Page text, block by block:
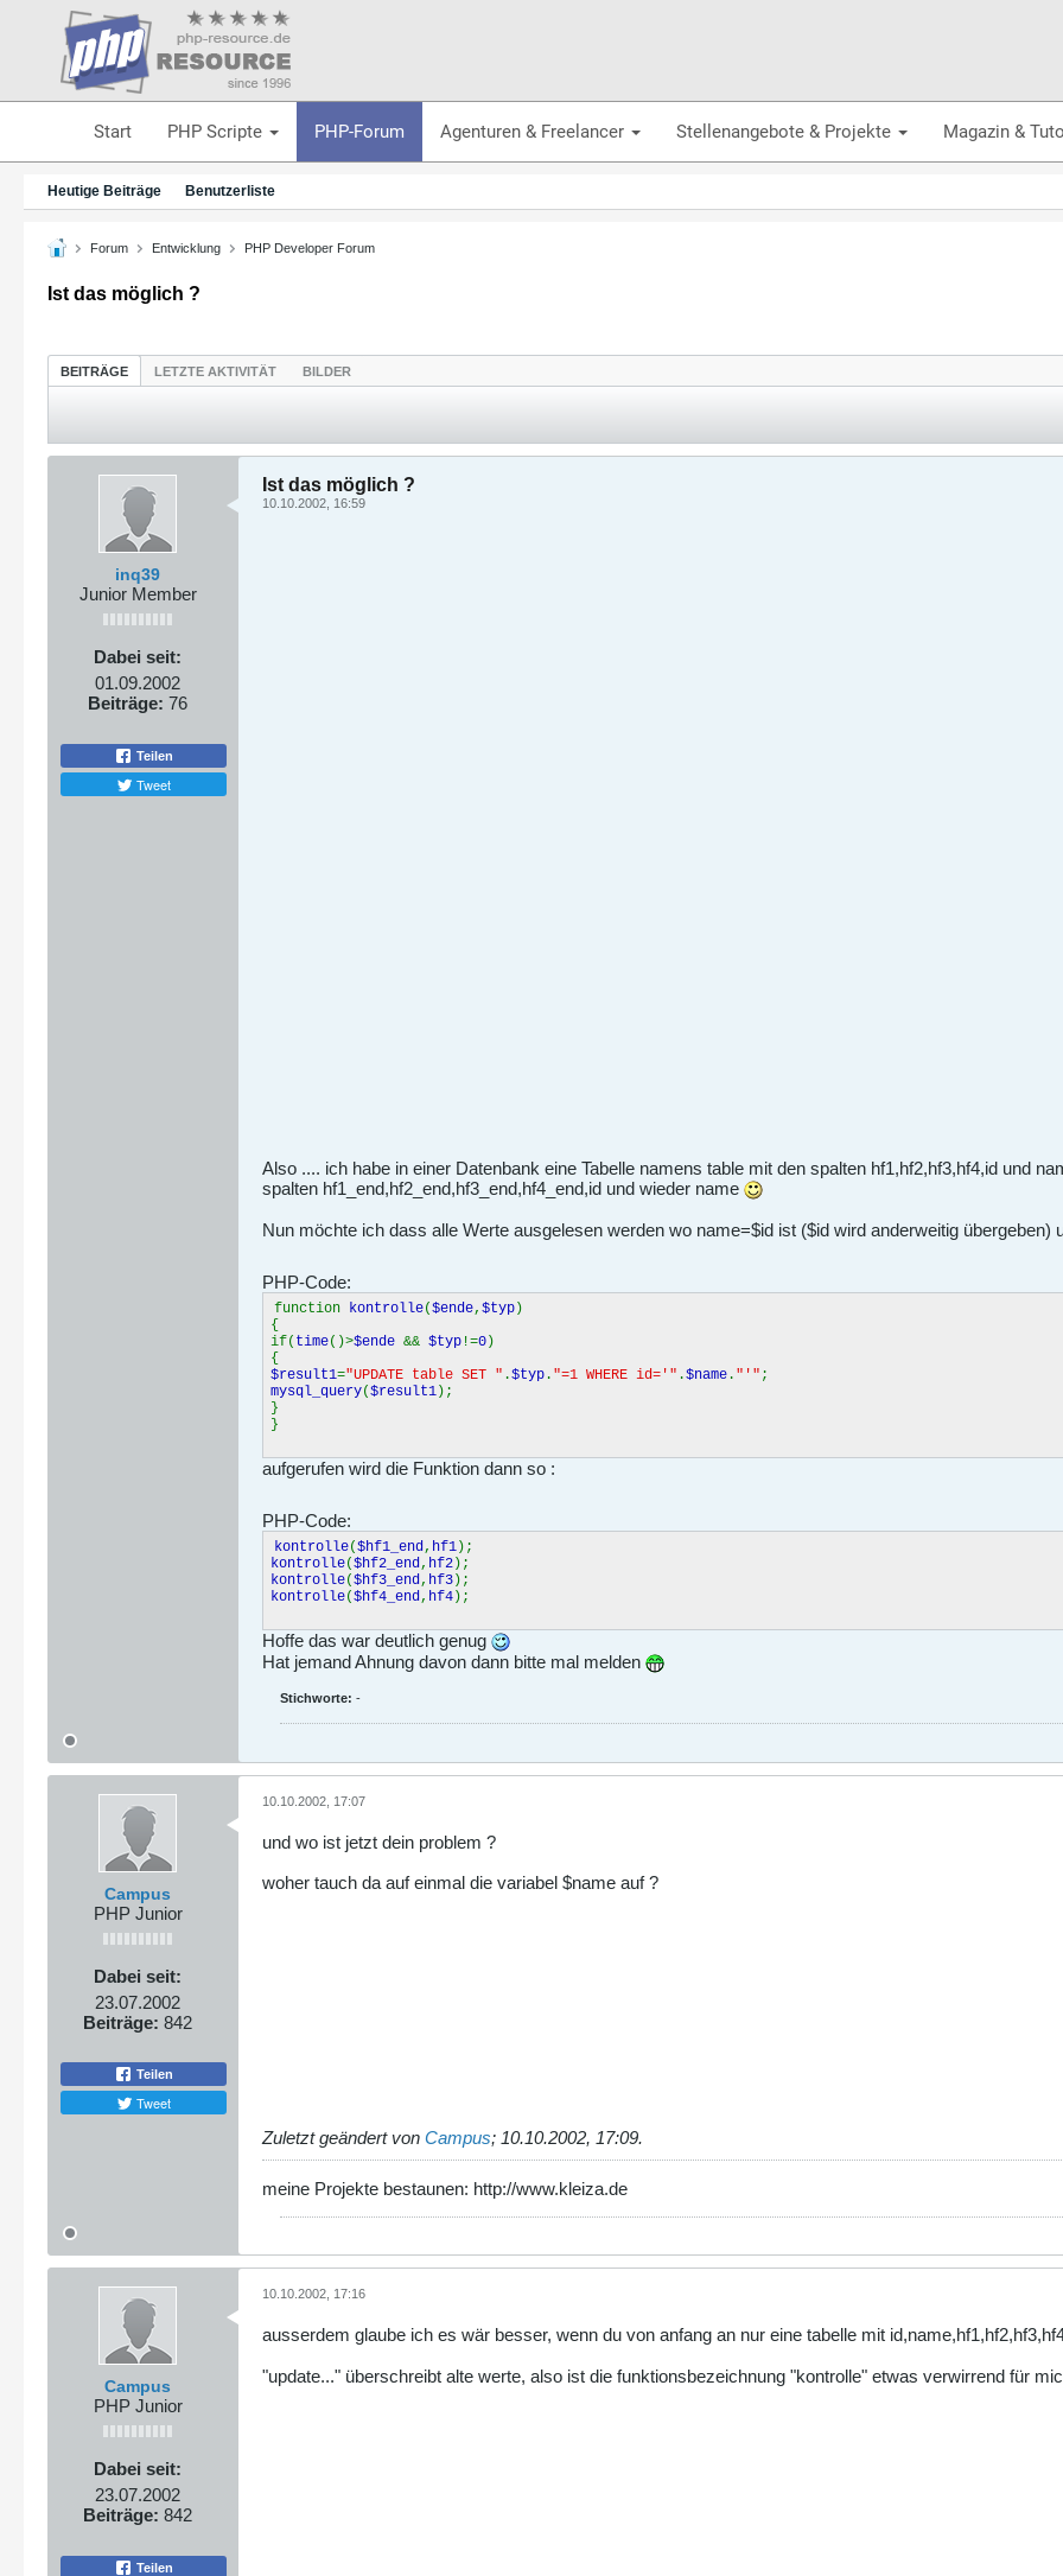
Start PHP Scripte PHP-Forum Agenturen & Freelancer Stellenangebote & Projekte Magazin &
Heutige Beiträge Benutzerliste
Forum Entwicklung PHP Developer Forum
Ist das möglich ?
BEITRÄGE LETZTE AKTIVITÄT BILDER
inq39
Junior Member
Dabei seit:
01.09.2002
Beiträge: 76
Teilen
Tweet
Ist das möglich ?
10.10.2002, 16:59
Also .... ich habe in einer Datenbank eine Tabelle namens table mit den spalten hf1,hf2,hf3,hf4,id und
spalten hf1_end,hf2_end,hf3_end,hf4_end,id und wieder name
Nun möchte ich dass alle Werte ausgelesen werden wo name=$id ist ($id wird anderweitig übergeben)
PHP-Code:
function kontrolle($ende, $typ )
{
if( time()>$ende && $typ !=0 )
{
$result1="UPDATE table SET " .$typ . "=1 WHERE id='" .$name . "'" ;
mysql_query($result1 );
}
}
aufgerufen wird die Funktion dann so :
PHP-Code:
kontrolle($hf1_end, hf1 );
kontrolle($hf2_end, hf2 );
kontrolle($hf3_end, hf3 );
kontrolle($hf4_end, hf4 );
Hoffe das war deutlich genug
Hat jemand Ahnung davon dann bitte mal melden
Stichworte: -
Campus
PHP Junior
Dabei seit:
23.07.2002
Beiträge: 842
Teilen
Tweet
10.10.2002, 17:07
und wo ist jetzt dein problem ?
woher tauch da auf einmal die variabel $name auf ?
Zuletzt geändert von Campus; 10.10.2002, 17:09.
meine Projekte bestaunen: http://www.kleiza.de
Campus
PHP Junior
Dabei seit:
23.07.2002
Beiträge: 842
Teilen
10.10.2002, 17:16
ausserdem glaube ich es wär besser, wenn du von anfang an nur eine tabelle mit
"update..." überschreibt alte werte, also ist die funktionsbezeichnung "kontrolle" etwas verwirrend für